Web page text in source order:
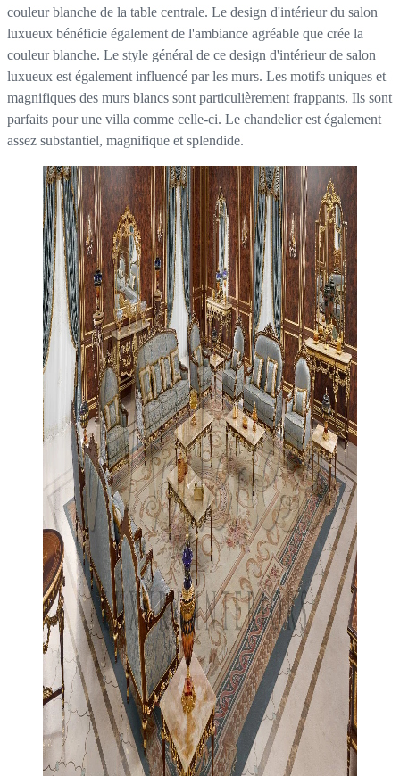
couleur blanche de la table centrale. Le design d'intérieur du salon
luxueux bénéficie également de l'ambiance agréable que crée la
couleur blanche. Le style général de ce design d'intérieur de salon
luxueux est également influencé par les murs. Les motifs uniques et
magnifiques des murs blancs sont particulièrement frappants. Ils sont
parfaits pour une villa comme celle-ci. Le chandelier est également
assez substantiel, magnifique et splendide.